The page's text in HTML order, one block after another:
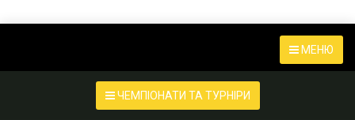
МЕНЮ
ЧЕМПІОНАТИ ТА ТУРНІРИ